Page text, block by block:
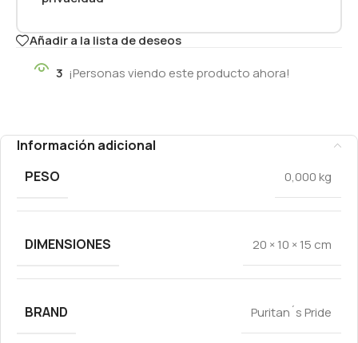
Añadir a la lista de deseos
3 ¡Personas viendo este producto ahora!
Información adicional
PESO
0,000 kg
DIMENSIONES 20 × 10 × 15 cm
BRAND Puritan´s Pride